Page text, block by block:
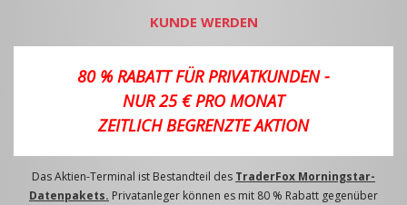
KUNDE WERDEN
80 % RABATT FÜR PRIVATKUNDEN -
NUR 25 € PRO MONAT
ZEITLICH BEGRENZTE AKTION
Das Aktien-Terminal ist Bestandteil des TraderFox Morningstar-
Datenpakets. Privatanleger können es mit 80 % Rabatt gegenüber